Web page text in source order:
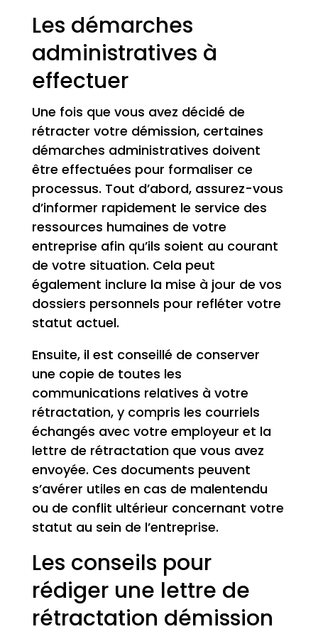
Les démarches
administratives à
effectuer
Une fois que vous avez décidé de
rétracter votre démission, certaines
démarches administratives doivent
être effectuées pour formaliser ce
processus. Tout d’abord, assurez-vous
d’informer rapidement le service des
ressources humaines de votre
entreprise afin qu’ils soient au courant
de votre situation. Cela peut
également inclure la mise à jour de vos
dossiers personnels pour refléter votre
statut actuel.
Ensuite, il est conseillé de conserver
une copie de toutes les
communications relatives à votre
rétractation, y compris les courriels
échangés avec votre employeur et la
lettre de rétractation que vous avez
envoyée. Ces documents peuvent
s’avérer utiles en cas de malentendu
ou de conflit ultérieur concernant votre
statut au sein de l’entreprise.
Les conseils pour
rédiger une lettre de
rétractation démission